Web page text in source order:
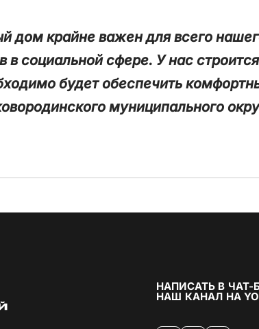
дом крайне важен для всего
в социальной сфере. У нас
будет обеспечить
муниципального
НАПИСАТЬ В ЧАТ-
НАШ КАНАЛ НА